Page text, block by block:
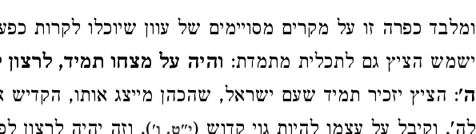
ומלבד כפרה זו על מקרים מסויימים של עוון שיוכלו לקרות
ישמש הציץ גם לתכלית מתמדת: והיה על מצחו תמיד, לרצון
ה': הציץ יזכיר תמיד שעם ישראל, שהכהן מייצג אותו, הקדיש